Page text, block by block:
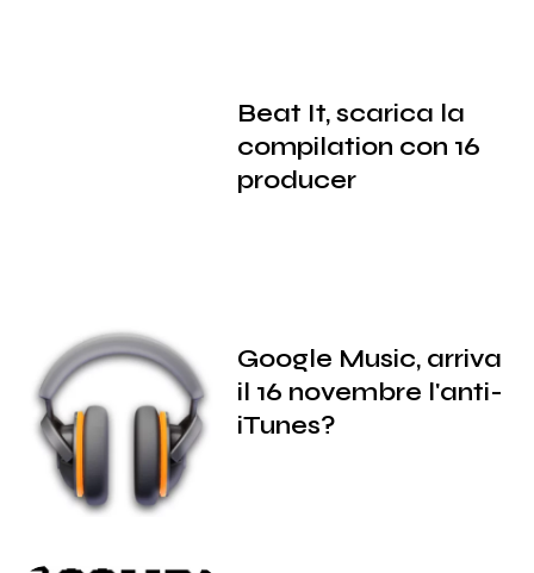
Beat It, scarica la
compilation con 16
producer
Google Music, arriva
il 16 novembre l'anti-
iTunes?